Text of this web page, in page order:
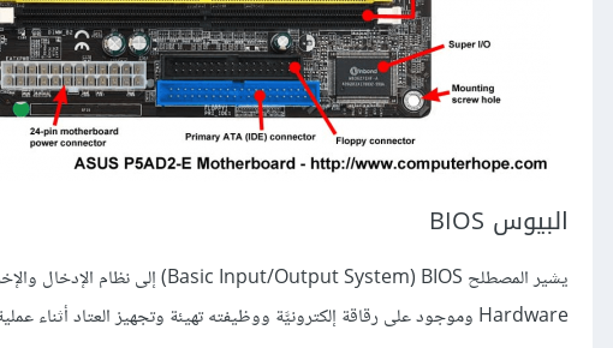
البيوس BIOS
Hardware وموجود على رقاقة إلكترونيَّة ووظيفته تهيئة وتجهيز العتاد أثناء عملية إقلاع الحاسوب Booting، وهو أول برنامج يعمل عند بدء التشغيل.